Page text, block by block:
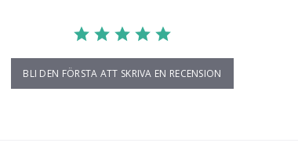
BLI DEN FÖRSTA ATT SKRIVA EN RECENSION